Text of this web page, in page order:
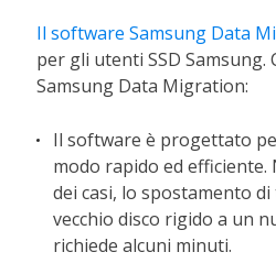
Il software Samsung Data
per gli utenti SSD Samsung.
Samsung Data Migration:
Il software è progettato
modo rapido ed
dei casi, lo spostamento
vecchio disco rigido a un
richiede alcuni minuti.